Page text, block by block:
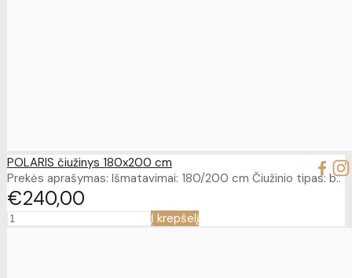
POLARIS čiužinys 180x200 cm
Prekės aprašymas: Išmatavimai: 180/200 cm Čiužinio tipas: b..
€24000
Į krepšelį